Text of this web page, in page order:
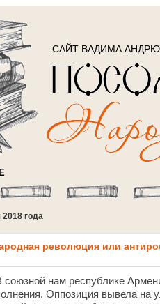
САЙТ ВАДИМА
года
революция или
союзной нам республике
Оппозиция вывела на